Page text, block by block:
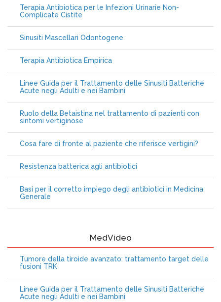
Terapia Antibiotica per le Infezioni Urinarie Non-
Complicate Cistite
Sinusiti Mascellari Odontogene
Terapia Antibiotica Empirica
Linee Guida per il Trattamento delle Sinusiti Batteriche
Acute negli Adulti e nei Bambini
Ruolo della Betaistina nel trattamento di pazienti con
sintomi vertiginose
Cosa fare di fronte al paziente che riferisce vertigini?
Resistenza batterica agli antibiotici
Basi per il corretto impiego degli antibiotici in Medicina
Generale
MedVideo
Tumore della tiroide avanzato: trattamento target delle
fusioni TRK
Linee Guida per il Trattamento delle Sinusiti Batteriche
Acute negli Adulti e nei Bambini